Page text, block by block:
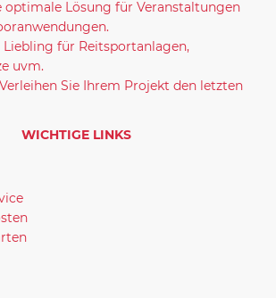
optimale Lösung für Veranstaltungen
Liebling für Reitsportanlagen,
uvm.
Verleihen Sie Ihrem Projekt den letzten
WICHTIGE LINKS